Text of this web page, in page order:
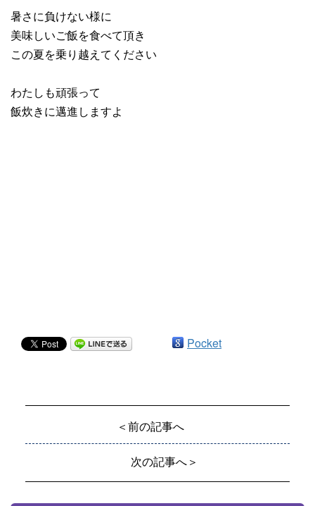
暑さに負けない様に
美味しいご飯を食べて頂き
この夏を乗り越えてください
わたしも頑張って
飯炊きに邁進しますよ
Pocket
＜前の記事へ
次の記事へ＞